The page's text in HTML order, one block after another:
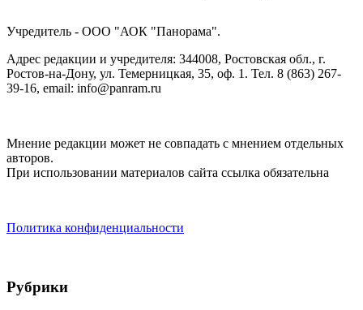
Учредитель - ООО "АОК "Панорама".
Адрес редакции и учредителя: 344008, Ростовская обл., г.
Ростов-на-Дону, ул. Темерницкая, 35, оф. 1. Тел. 8 (863) 267-
39-16, email: info@panram.ru
Мнение редакции может не совпадать с мнением отдельных
авторов.
При использовании материалов сайта ссылка обязательна
Политика конфиденциальности
Рубрики